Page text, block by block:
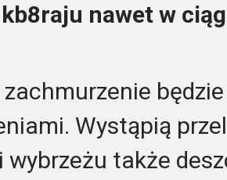
nawet w
Wystąpią
wybrzeżu także